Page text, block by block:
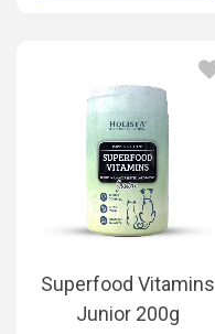
Superfood Vitamins
Junior 200g